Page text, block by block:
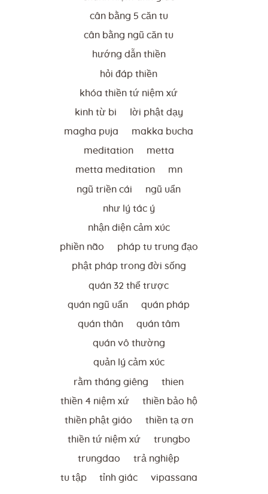
cân bằng 5 căn tu
cân bằng ngũ căn tu
hướng dẫn thiền
hỏi đáp thiền
khóa thiền tứ niệm xứ
kinh từ bi lời phật dạy
magha puja makka bucha
meditation metta
metta meditation mn
ngũ triền cái ngũ uẩn
như lý tác ý
nhận diện cảm xúc
phiền não pháp tu trung đạo
phật pháp trong đời sống
quán 32 thể trược
quán ngũ uẩn quán pháp
quán thân quán tâm
quán vô thường
quản lý cảm xúc
rằm tháng giêng thien
thiền 4 niệm xứ thiền bảo hộ
thiền phật giáo thiền tạ ơn
thiền tứ niệm xứ trungbo
trungdao trả nghiệp
tu tập tỉnh giác vipassana